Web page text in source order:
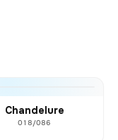
Chandelure
018/086